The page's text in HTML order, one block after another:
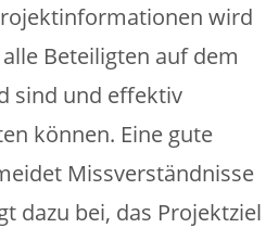
wird
Beteiligten auf dem
sind und effektiv
können. Eine gute
Missverständnisse
dazu bei, das Projektziel